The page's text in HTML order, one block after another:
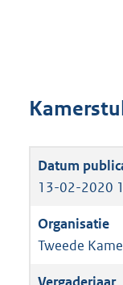
13-02-2020
Tweede